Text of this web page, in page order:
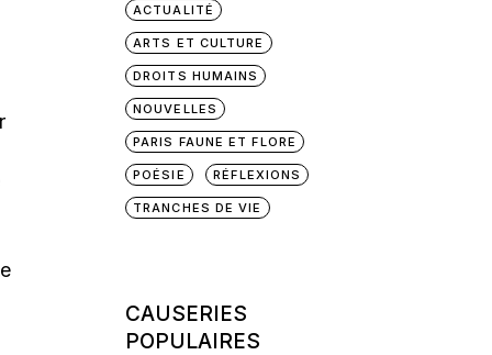
ACTUALITÉ
ARTS ET CULTURE
DROITS HUMAINS
NOUVELLES
PARIS FAUNE ET FLORE
POÉSIE RÉFLEXIONS
TRANCHES DE VIE
CAUSERIES
POPULAIRES